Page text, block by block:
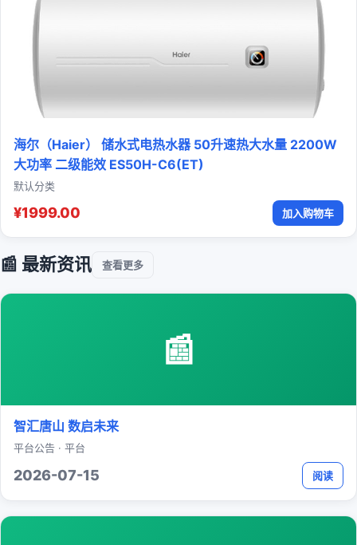
海尔（Haier） 储水式电热水器 50升速热大水量 2200W
大功率 二级能效 ES50H-C6(ET)
默认分类
¥1999.00 加入购物车
📰 最新资讯 查看更多
📰
智汇唐山 数启未来
平台公告 · 平台
2026-07-15 阅读